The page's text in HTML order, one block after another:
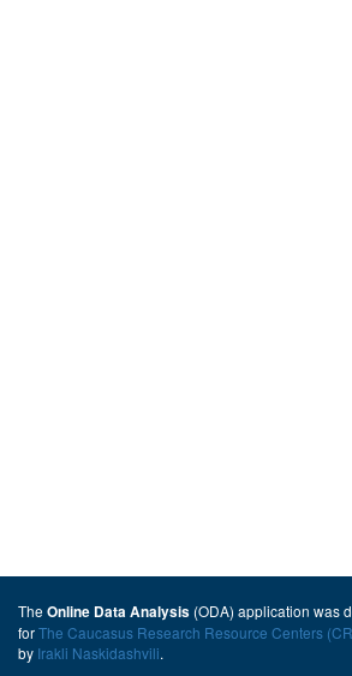
The Online Data Analysis (ODA) application was
forThe Caucasus Research Resource Centers
by Irakli Naskidashvili.